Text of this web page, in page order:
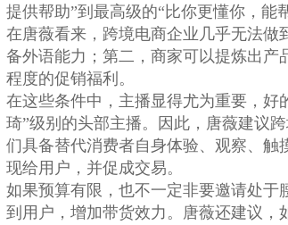
提供帮助”到最高级的“比你更懂你，能
在唐薇看来，跨境电商企业几乎无法
备外语能力；第二，商家可以提炼出
程度的促销福利。
在这些条件中，主播显得尤为重要，好
琦”级别的头部主播。因此，唐薇建议
们具备替代消费者自身体验、观察、
现给用户，并促成交易。
如果预算有限，也不一定非要邀请处于
到用户，增加带货效力。唐薇还建议，